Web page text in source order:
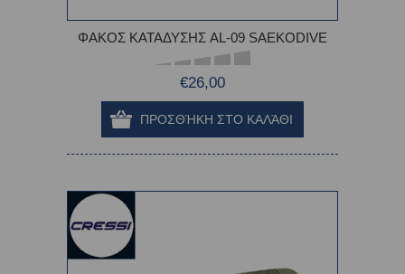
ΦΑΚΟΣ ΚΑΤΑΔΥΣΗΣ AL-09 SAEKODIVE
€26,00